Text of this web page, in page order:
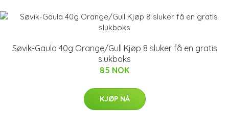
Søvik-Gaula 40g Orange/Gull Kjøp 8 sluker få en gratis
slukboks
85 NOK
KJØP NÅ